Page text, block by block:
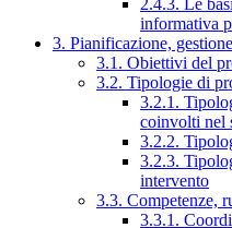
2.4.3. Le
informativa
3. Pianificazione,
3.1. Obiettivi del
3.2. Tipologie di
3.2.1.
coinvolti nel
3.2.2.
3.2.3.
intervento
3.3. Competenze,
3.3.1.